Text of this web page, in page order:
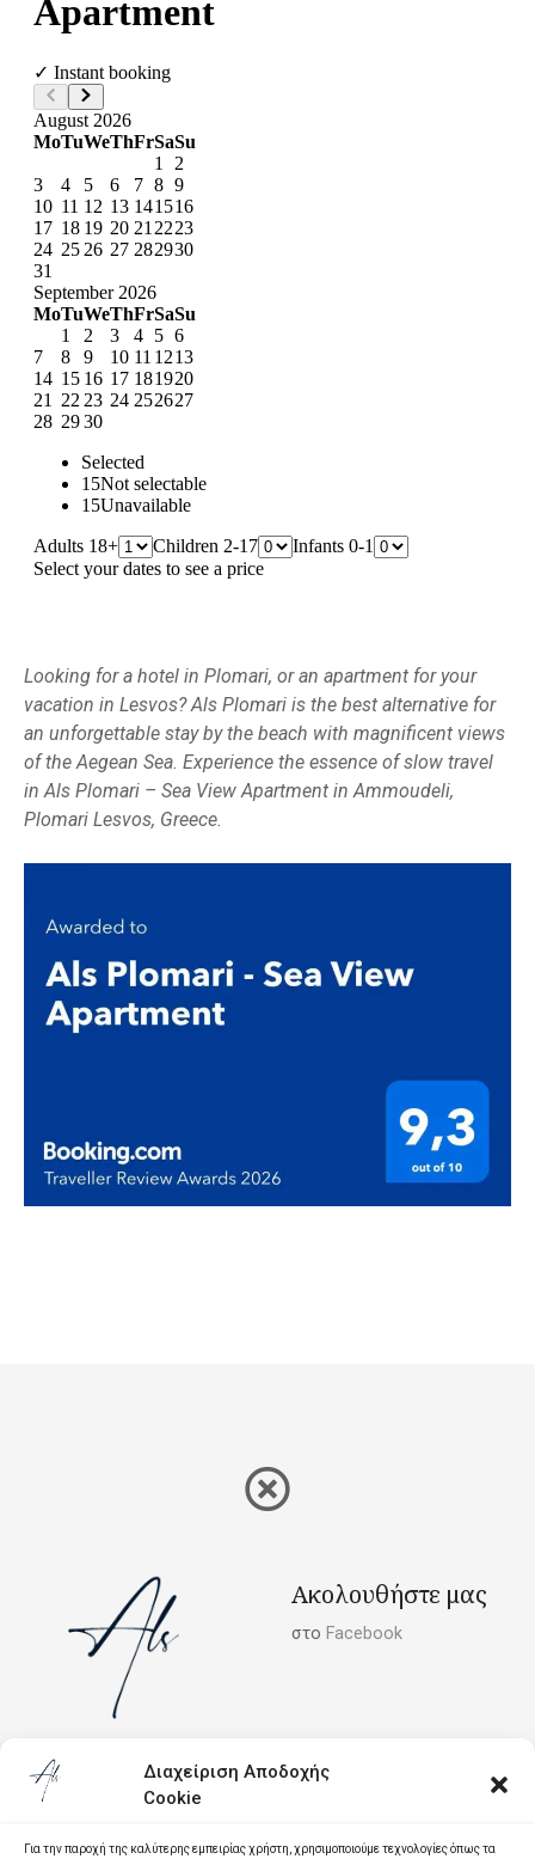
Διαχείριση Αποδοχής
Cookie
Για την παροχή της καλύτερης εμπειρίας χρήστη, χρησιμοποιούμε τεχνολογίες όπως τα
Looking for a hotel in Plomari, or an apartment for your
vacation in Lesvos? Als Plomari is the best alternative for
an unforgettable stay by the beach with magnificent views
of the Aegean Sea. Experience the essence of slow travel
in Als Plomari – Sea View Apartment in Ammoudeli,
Plomari Lesvos, Greece.
Ακολουθήστε μας
στο Facebook
Σχετικά με το Als Plomari Συχνές Ερωτήσεις